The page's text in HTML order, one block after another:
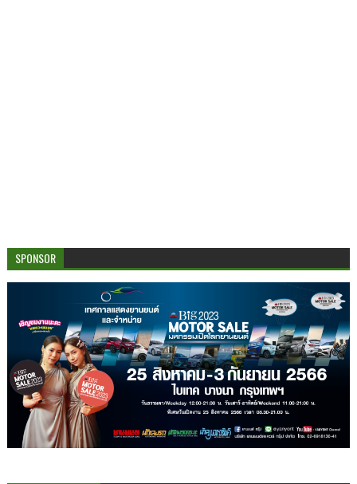
SPONSOR